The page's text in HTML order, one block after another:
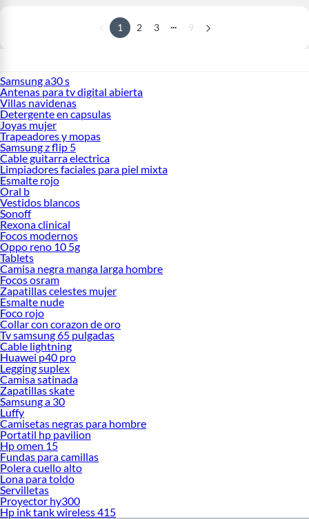
1 2 3 ... 9
Samsung a30 s
Antenas para tv digital abierta
Villas navidenas
Detergente en capsulas
Joyas mujer
Trapeadores y mopas
Samsung z flip 5
Cable guitarra electrica
Limpiadores faciales para piel mixta
Esmalte rojo
Oral b
Vestidos blancos
Sonoff
Rexona clinical
Focos modernos
Oppo reno 10 5g
Tablets
Camisa negra manga larga hombre
Focos osram
Zapatillas celestes mujer
Esmalte nude
Foco rojo
Collar con corazon de oro
Tv samsung 65 pulgadas
Cable lightning
Huawei p40 pro
Legging suplex
Camisa satinada
Zapatillas skate
Samsung a 30
Luffy
Camisetas negras para hombre
Portatil hp pavilion
Hp omen 15
Fundas para camillas
Polera cuello alto
Lona para toldo
Servilletas
Proyector hy300
Hp ink tank wireless 415